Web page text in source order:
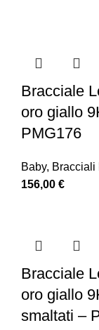
Bracciale
oro giallo
PMG176
Baby, Bracciali
156,00 €
Bracciale
oro giallo
smaltati –